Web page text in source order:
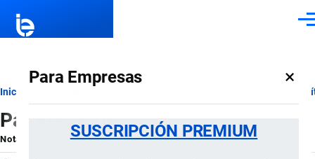
Para Empresas ×
SUSCRIPCIÓN PREMIUM
Ruta
de
navegación
Inicio
Partida 26.06
Nota ExplicativaporImportaciones …, 17 Julio, 2024